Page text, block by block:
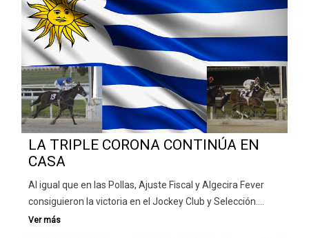
LA TRIPLE CORONA CONTINÚA EN
CASA
Al igual que en las Pollas, Ajuste Fiscal y Algecira Fever
consiguieron la victoria en el Jockey Club y Selección.…